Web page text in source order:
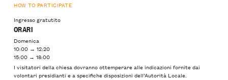
HOW TO PARTICIPATE
Ingresso gratutito
ORARI
Domenica
10:00 → 12:20
15:00 → 18:00
I visitatori della chiesa dovranno ottemperare alle indicazioni fornite dai
volontari presidianti e a specifiche disposizioni dell’Autorità Locale.